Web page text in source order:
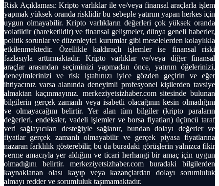
Risk Açıklaması: Kripto varlıklar ile ve/veya finansal araçlarla işlem
yapmak yüksek oranda risklidir bu sebeple yatırım yapan herkes için
uygun olmayabilir. Kripto varlıkların değerleri çok yüksek oranda
volatildir (hareketlidir) ve finansal gelişmeler, dünya geneli haberler,
politik sorunlar ve düzenleyici kurumlar gibi meselelerden kolaylıkla
etkilenmektedir. Özellikle kaldıraçlı işlemler ise finansal riski
fazlasıyla arttırmaktadır. Kripto varlıklar ve/veya diğer finansal
araçlar arasından seçiminizi yapmadan önce, yatırım öğelerinizi,
deneyimlerinizi ve risk iştahınızı iyice gözden geçirin ve eğer
ihtiyacınız varsa alanında deneyimli profesyonel kişilerden tavsiye
almaktan kaçınmayınız. merkeziyetsizhaber.com sitesinde bulunan
bilgilerin gerçek zamanlı veya isabetli olacağının kesin olmadığını
ve olmayacağını belirtir. Yer alan tüm bilgiler (kripto paraların
değerleri, endeksler, vadeli işlemler ve borsa fiyatları) üçüncü taraf
veri sağlayıcıları desteğiyle sağlanır, bundan dolayı değerler ve
fiyatlar gerçek zamanlı olmayabilir ve gerçek piyasa fiyatlarına
nazaran farklılık gösterebilir, bu da buradaki görüşlerin yalnızca fikir
verme amacıyla yer aldığını ve ticari herhangi bir amaç için uygun
olmadığını belirtir. merkeziyetsizhaber.com buradaki bilgilerden
kaynaklanan olası kayıp veya kazançlardan dolayı sorumluluk
almayı redder ve sorumluluk taşımamaktadır.